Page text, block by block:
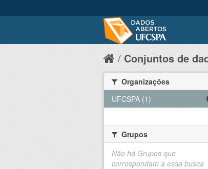
Conjuntos de
Organizações
UFCSPA (1)
Grupos
Não há Grupos que
correspondam a essa busca